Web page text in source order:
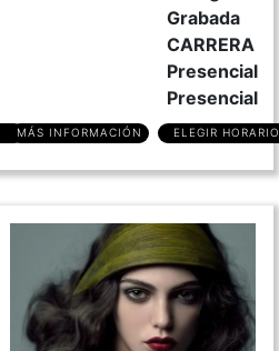
Grabada
CARRERA
Presencial
Presencial
MÁS INFORMACIÓN ELEGIR HORARIO